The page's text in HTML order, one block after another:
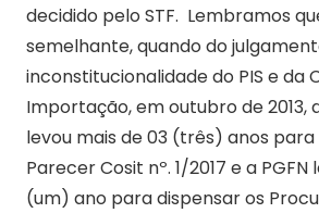
decidido pelo STF. Lembramos
semelhante, quando do
inconstitucionalidade do PIS e da
Importação, em outubro de 2013,
levou mais de 03 (três) anos
Parecer Cosit nº. 1/2017 e a
(um) ano para dispensar os